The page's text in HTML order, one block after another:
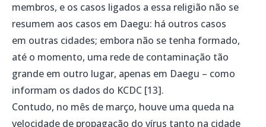
membros, e os casos ligados a essa religião não se
resumem aos casos em Daegu: há outros casos
em outras cidades; embora não se tenha formado,
até o momento, uma rede de contaminação tão
grande em outro lugar, apenas em Daegu – como
informam os dados do KCDC [13].
Contudo, no mês de março, houve uma queda na
velocidade de propagação do vírus tanto na cidade